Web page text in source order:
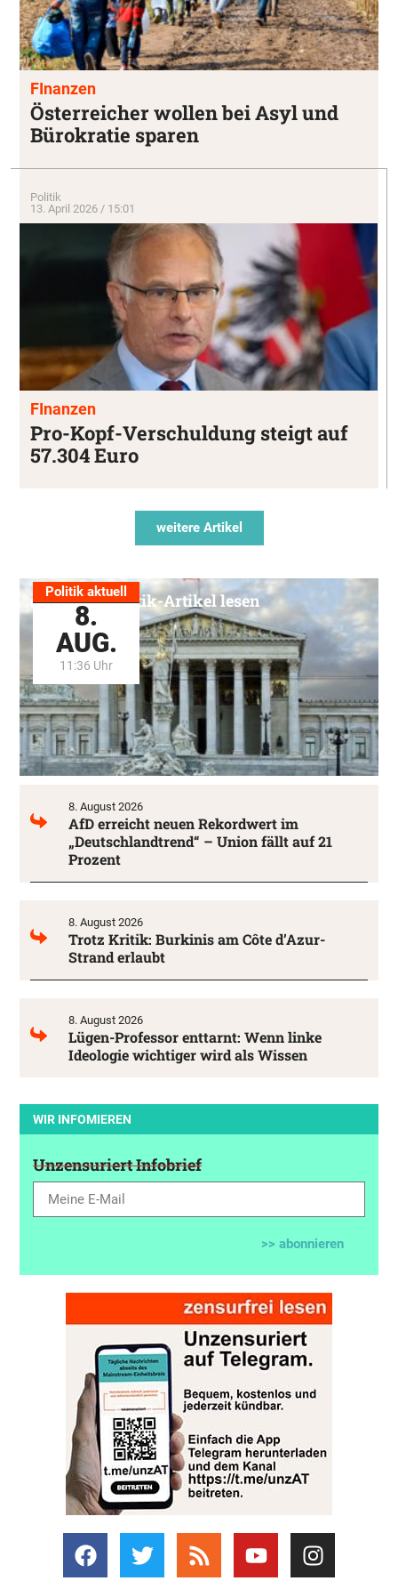
FInanzen
Österreicher wollen bei Asyl und
Bürokratie sparen
Politik
13. April 2026 / 15:01
FInanzen
Pro-Kopf-Verschuldung steigt auf
57.304 Euro
weitere Artikel
Politik aktuell
8.
AUG.
11:36 Uhr
Alle Politik-Artikel lesen
8. August 2026
AfD erreicht neuen Rekordwert im
„Deutschlandtrend“ – Union fällt auf 21
Prozent
8. August 2026
Trotz Kritik: Burkinis am Côte d’Azur-
Strand erlaubt
8. August 2026
Lügen-Professor enttarnt: Wenn linke
Ideologie wichtiger wird als Wissen
WIR INFOMIEREN
Unzensuriert Infobrief
>> abonnieren